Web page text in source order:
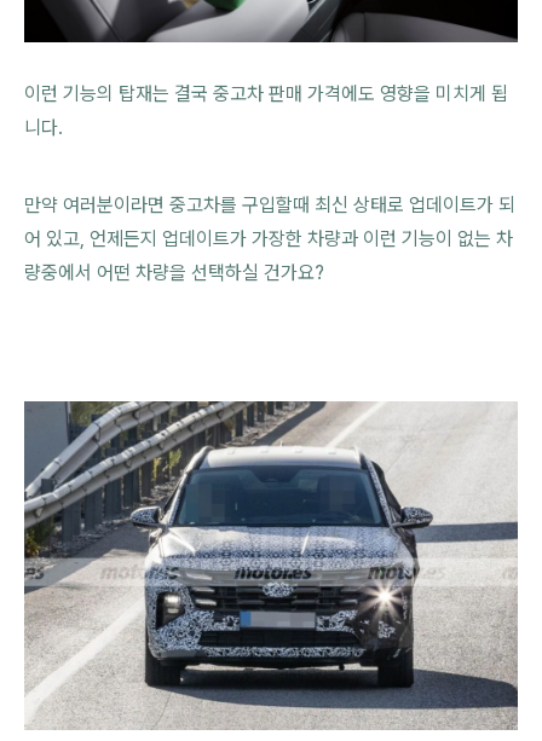
이런 기능의 탑재는 결국 중고차 판매 가격에도 영향을 미치게 됩
니다.
만약 여러분이라면 중고차를 구입할때 최신 상태로 업데이트가 되
어 있고, 언제든지 업데이트가 가장한 차량과 이런 기능이 없는 차
량중에서 어떤 차량을 선택하실 건가요?